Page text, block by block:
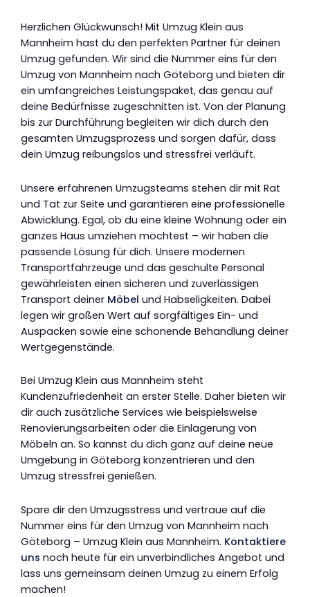
Herzlichen Glückwunsch! Mit Umzug Klein aus
Mannheim hast du den perfekten Partner für deinen
Umzug gefunden. Wir sind die Nummer eins für den
Umzug von Mannheim nach Göteborg und bieten dir
ein umfangreiches Leistungspaket, das genau auf
deine Bedürfnisse zugeschnitten ist. Von der Planung
bis zur Durchführung begleiten wir dich durch den
gesamten Umzugsprozess und sorgen dafür, dass
dein Umzug reibungslos und stressfrei verläuft.
Unsere erfahrenen Umzugsteams stehen dir mit Rat
und Tat zur Seite und garantieren eine professionelle
Abwicklung. Egal, ob du eine kleine Wohnung oder ein
ganzes Haus umziehen möchtest – wir haben die
passende Lösung für dich. Unsere modernen
Transportfahrzeuge und das geschulte Personal
gewährleisten einen sicheren und zuverlässigen
Transport deiner Möbel und Habseligkeiten. Dabei
legen wir großen Wert auf sorgfältiges Ein- und
Auspacken sowie eine schonende Behandlung deiner
Wertgegenstände.
Bei Umzug Klein aus Mannheim steht
Kundenzufriedenheit an erster Stelle. Daher bieten wir
dir auch zusätzliche Services wie beispielsweise
Renovierungsarbeiten oder die Einlagerung von
Möbeln an. So kannst du dich ganz auf deine neue
Umgebung in Göteborg konzentrieren und den
Umzug stressfrei genießen.
Spare dir den Umzugsstress und vertraue auf die
Nummer eins für den Umzug von Mannheim nach
Göteborg – Umzug Klein aus Mannheim. Kontaktiere
uns noch heute für ein unverbindliches Angebot und
lass uns gemeinsam deinen Umzug zu einem Erfolg
machen!